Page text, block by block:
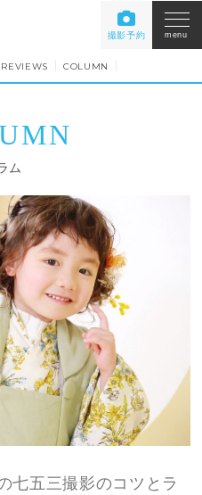
撮影予約 menu
REVIEWS COLUMN
ム
七五三撮影のコツとラ